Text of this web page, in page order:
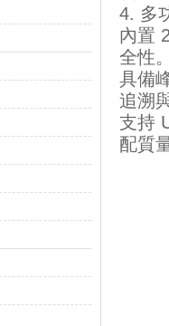
4. 多
內置
全性。
具備
追溯
支持
配質